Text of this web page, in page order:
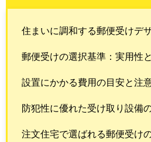
住まいに調和する郵便受けデ
郵便受けの選択基準：実用性
設置にかかる費用の目安と注
防犯性に優れた受け取り設備
注文住宅で選ばれる郵便受け